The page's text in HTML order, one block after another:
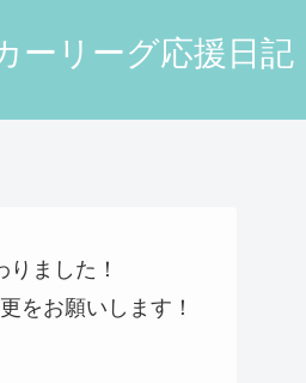
ーリーグ応援日記
りました！
をお願いします！